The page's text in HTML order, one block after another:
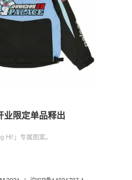
业限定单品释出
Hi!」专属图案。